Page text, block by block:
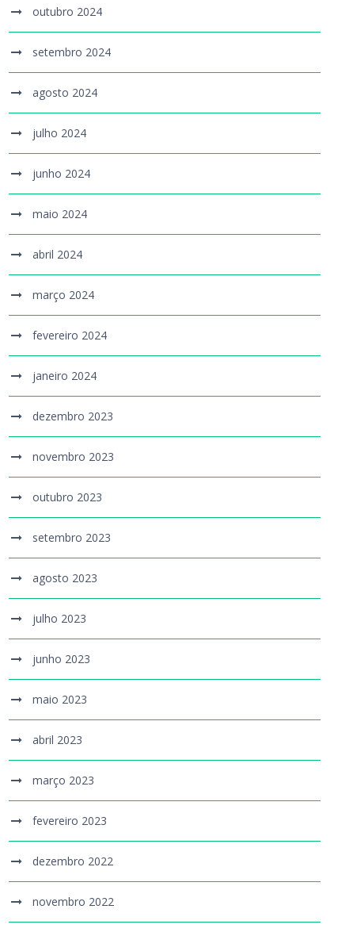
outubro 2024
setembro 2024
agosto 2024
julho 2024
junho 2024
maio 2024
abril 2024
março 2024
fevereiro 2024
janeiro 2024
dezembro 2023
novembro 2023
outubro 2023
setembro 2023
agosto 2023
julho 2023
junho 2023
maio 2023
abril 2023
março 2023
fevereiro 2023
dezembro 2022
novembro 2022